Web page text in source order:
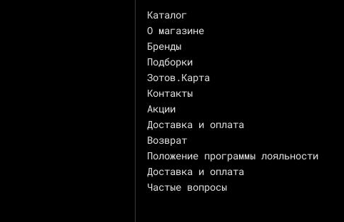
Каталог
О магазине
Бренды
Подборки
Зотов.Карта
Контакты
Акции
Доставка и оплата
Возврат
Положение программы лояльности
Доставка и оплата
Частые вопросы